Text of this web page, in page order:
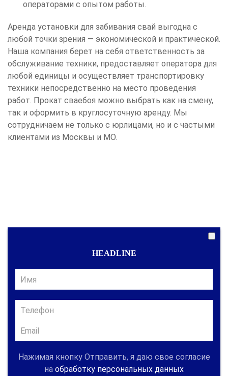
операторами с опытом работы.
Аренда установки для забивания свай выгодна с
любой точки зрения — экономической и практической.
Наша компания берет на себя ответственность за
обслуживание техники, предоставляет оператора для
любой единицы и осуществляет транспортировку
техники непосредственно на место проведения
работ. Прокат сваебоя можно выбрать как на смену,
так и оформить в круглосуточную аренду. Мы
сотрудничаем не только с юрлицами, но и с частыми
клиентами из Москвы и МО.
HEADLINE
Нажимая кнопку Отправить, я даю свое согласие
на обработку персональных данных